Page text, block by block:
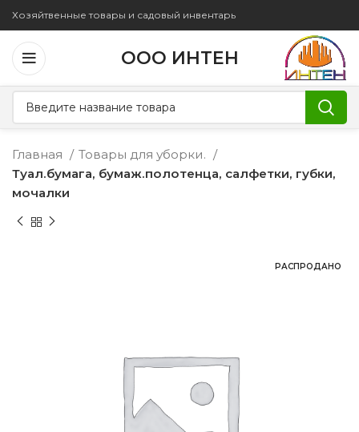
Хозяйтвенные товары и садовый инвентарь
ООО ИНТЕН
Главная
Товары для уборки.
Туал.бумага, бумаж.полотенца, салфетки, губки,
мочалки
РАСПРОДАНО